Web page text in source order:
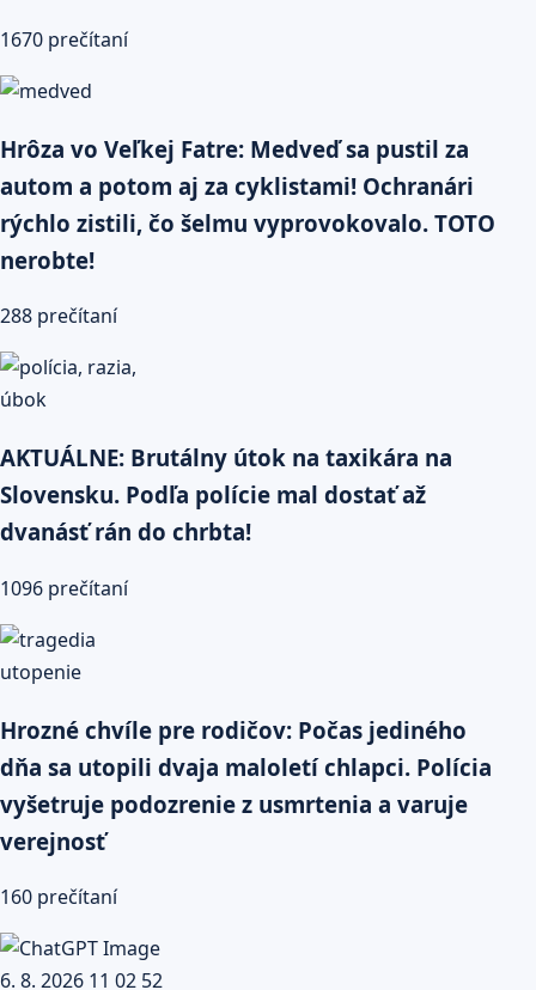
1670 prečítaní
Hrôza vo Veľkej Fatre: Medveď sa pustil za
autom a potom aj za cyklistami! Ochranári
rýchlo zistili, čo šelmu vyprovokovalo. TOTO
nerobte!
288 prečítaní
AKTUÁLNE: Brutálny útok na taxikára na
Slovensku. Podľa polície mal dostať až
dvanásť rán do chrbta!
1096 prečítaní
Hrozné chvíle pre rodičov: Počas jediného
dňa sa utopili dvaja maloletí chlapci. Polícia
vyšetruje podozrenie z usmrtenia a varuje
verejnosť
160 prečítaní